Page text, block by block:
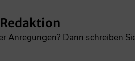
Anregungen? Dann schreiben